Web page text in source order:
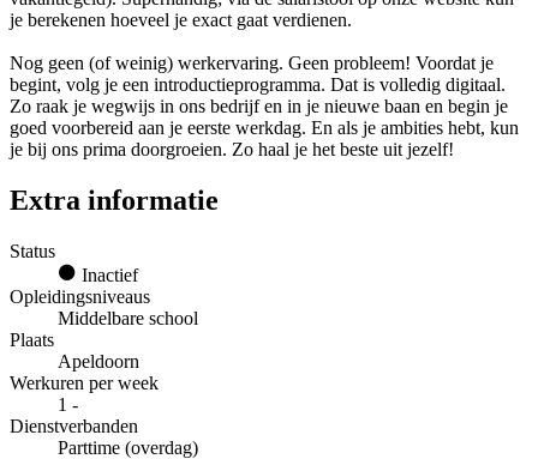
je berekenen hoeveel je exact gaat verdienen.
Nog geen (of weinig) werkervaring. Geen probleem! Voordat je
begint, volg je een introductieprogramma. Dat is volledig digitaal.
Zo raak je wegwijs in ons bedrijf en in je nieuwe baan en begin je
goed voorbereid aan je eerste werkdag. En als je ambities hebt, kun
je bij ons prima doorgroeien. Zo haal je het beste uit jezelf!
Extra informatie
Status
Inactief
Opleidingsniveaus
Middelbare school
Plaats
Apeldoorn
Werkuren per week
1 -
Dienstverbanden
Parttime (overdag)